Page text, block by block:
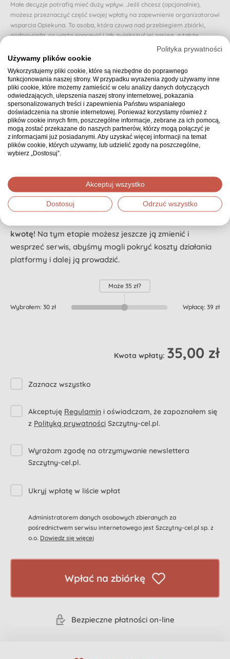
Małe decyzje potrafią mieć duży wpływ. Jeśli chcesz (opcjonalnie),
możesz przeznaczyć część swojej wpłaty na zapewnienie organizatorowi
wsparcia Opiekuna. To osoba, która czuwa nad przebiegiem zbiórki,
podpowiada, co warto poprawić i jak zwiększyć jej zasięg, a także
Dzięki Opiekunowi organizator nie zostaje sam i otrzymuje realne
wsparcie na każdym etapie. Dzięki temu osoba, której dotyczy zbiórka,
może poczuć się naprawdę zaopiekowana.
Czy chcesz przeznaczyć proponowaną (domyślnie wybraną) część swojej
wpłaty na zapewnienie zbiórce Opiekuna? Jeśli nie, możesz wybrać inną
kwotę.
10 zł z mojej wpłaty zapewnia wsparcie Opiekuna
Wybrana kwota: 30,00 zł
kwotę! Na tym etapie możesz jeszcze ją zmienić i
wesprzeć serwis, abyśmy mogli pokryć koszty działania
platformy i dalej ją prowadzić.
Wybrałem: 30 zł
Może 35 zł?
Wpłacę: 39 zł
Kwota wpłaty: 35,00 zł
Zaznacz wszystko
Akceptuję Regulamin i oświadczam, że zapoznałem się
z Polityką prywatności Szczytny-cel.pl.
Wyrażam zgodę na otrzymywanie newslettera
Szczytny-cel.pl.
Ukryj wpłatę w liście wpłat
Administratorem danych osobowych zbieranych za
pośrednictwem serwisu internetowego jest Szczytny-cel.pl sp. z
o.o. Dowiedz się więcej
Wpłać na zbiórkę
Bezpieczne płatności on-line
Polityka prywatności
Używamy plików cookie
Wykorzystujemy pliki cookie, które są niezbędne do poprawnego
funkcjonowania naszej strony. W przypadku wyrażenia zgody używamy inne
pliki cookie, które możemy zamieścić w celu analizy danych dotyczących
odwiedzających, ulepszenia naszej strony internetowej, pokazania
spersonalizowanych treści i zapewnienia Państwu wspaniałego
doświadczenia na stronie internetowej. Ponieważ korzystamy również z
plików cookie innych firm, poszczególne informacje, zebrane za ich pomocą,
mogą zostać przekazane do naszych partnerów, którzy mogą połączyć je
z informacjami już posiadanymi. Aby uzyskać więcej informacji na temat
plików cookie, których używamy, lub udzielić zgody na poszczególne,
wybierz „Dostosuj”.
Akceptuj wszystko
Dostosuj Odrzuć wszystko